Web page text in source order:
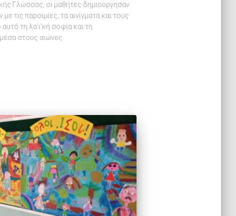
Γλώσσας, οι μαθητές δημιούργησαν
τις παροιμίες, τα αινίγματα και τους
τη λα’ι’κή σοφία και τη
στους αιώνες.